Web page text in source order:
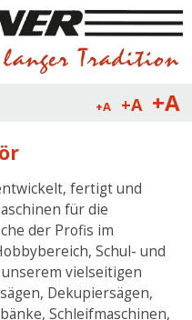
+A +A +A
fertigt und
für die
der Profis im
Schul- und
vielseitigen
Dekupiersägen,
Schleifmaschinen,